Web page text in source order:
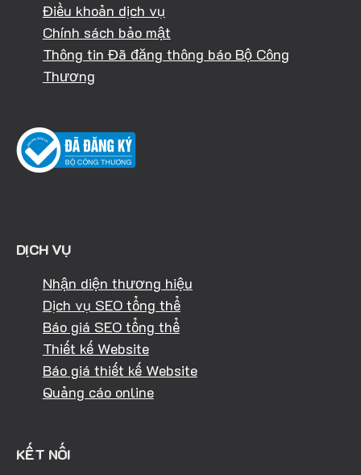
Điều khoản dịch vụ
Chính sách bảo mật
Thông tin Đã đăng thông báo Bộ Công
Thương
DỊCH VỤ
Nhận diện thương hiệu
Dịch vụ SEO tổng thể
Báo giá SEO tổng thể
Thiết kế Website
Báo giá thiết kế Website
Quảng cáo online
KẾT NỐI